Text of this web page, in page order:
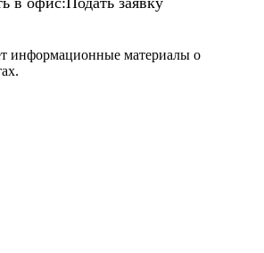
информационные материалы о